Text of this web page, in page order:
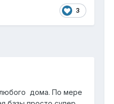
3
дома. По мере